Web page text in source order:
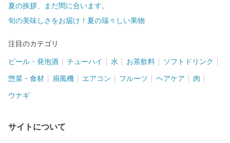
夏の挨拶、まだ間に合います。
旬の美味しさをお届け！夏の瑞々しい果物
注目のカテゴリ
ビール・発泡酒 チューハイ 水 お茶飲料 ソフトドリンク
惣菜・食材 扇風機 エアコン フルーツ ヘアケア 肉
ウナギ
サイトについて